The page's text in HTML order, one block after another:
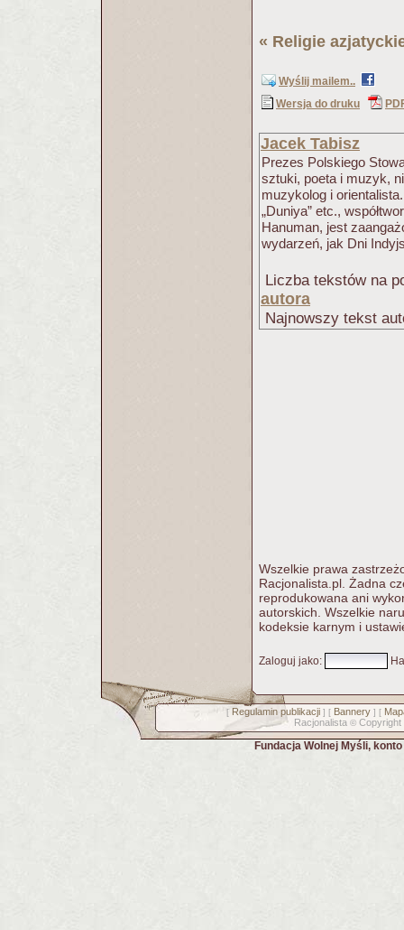
« Religie
Wyślij mailem..
Wersja do druku
Jacek Tabisz
Prezes Polskiego
sztuki, poeta i muzyk,
muzykolog i
„Duniya” etc.,
Hanuman, jest
wydarzeń, jak Dni
Liczba tekstów na
autora
Najnowszy tekst
Wszelkie prawa
Racjonalista.pl. Żadna
reprodukowana ani
autorskich. Wszelkie
kodeksie karnym i
Zaloguj jako:
[ Regulamin publikacji] [ Bannery] [
Racjonalista © Copyright
Fundacja Wolnej Myśli,